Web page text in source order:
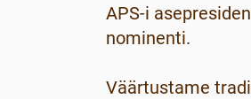
APS-i
nominenti.
Väärtustame